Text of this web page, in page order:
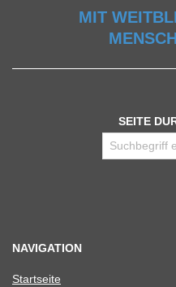
MIT
SEITE
NAVIGATION
Start­seite